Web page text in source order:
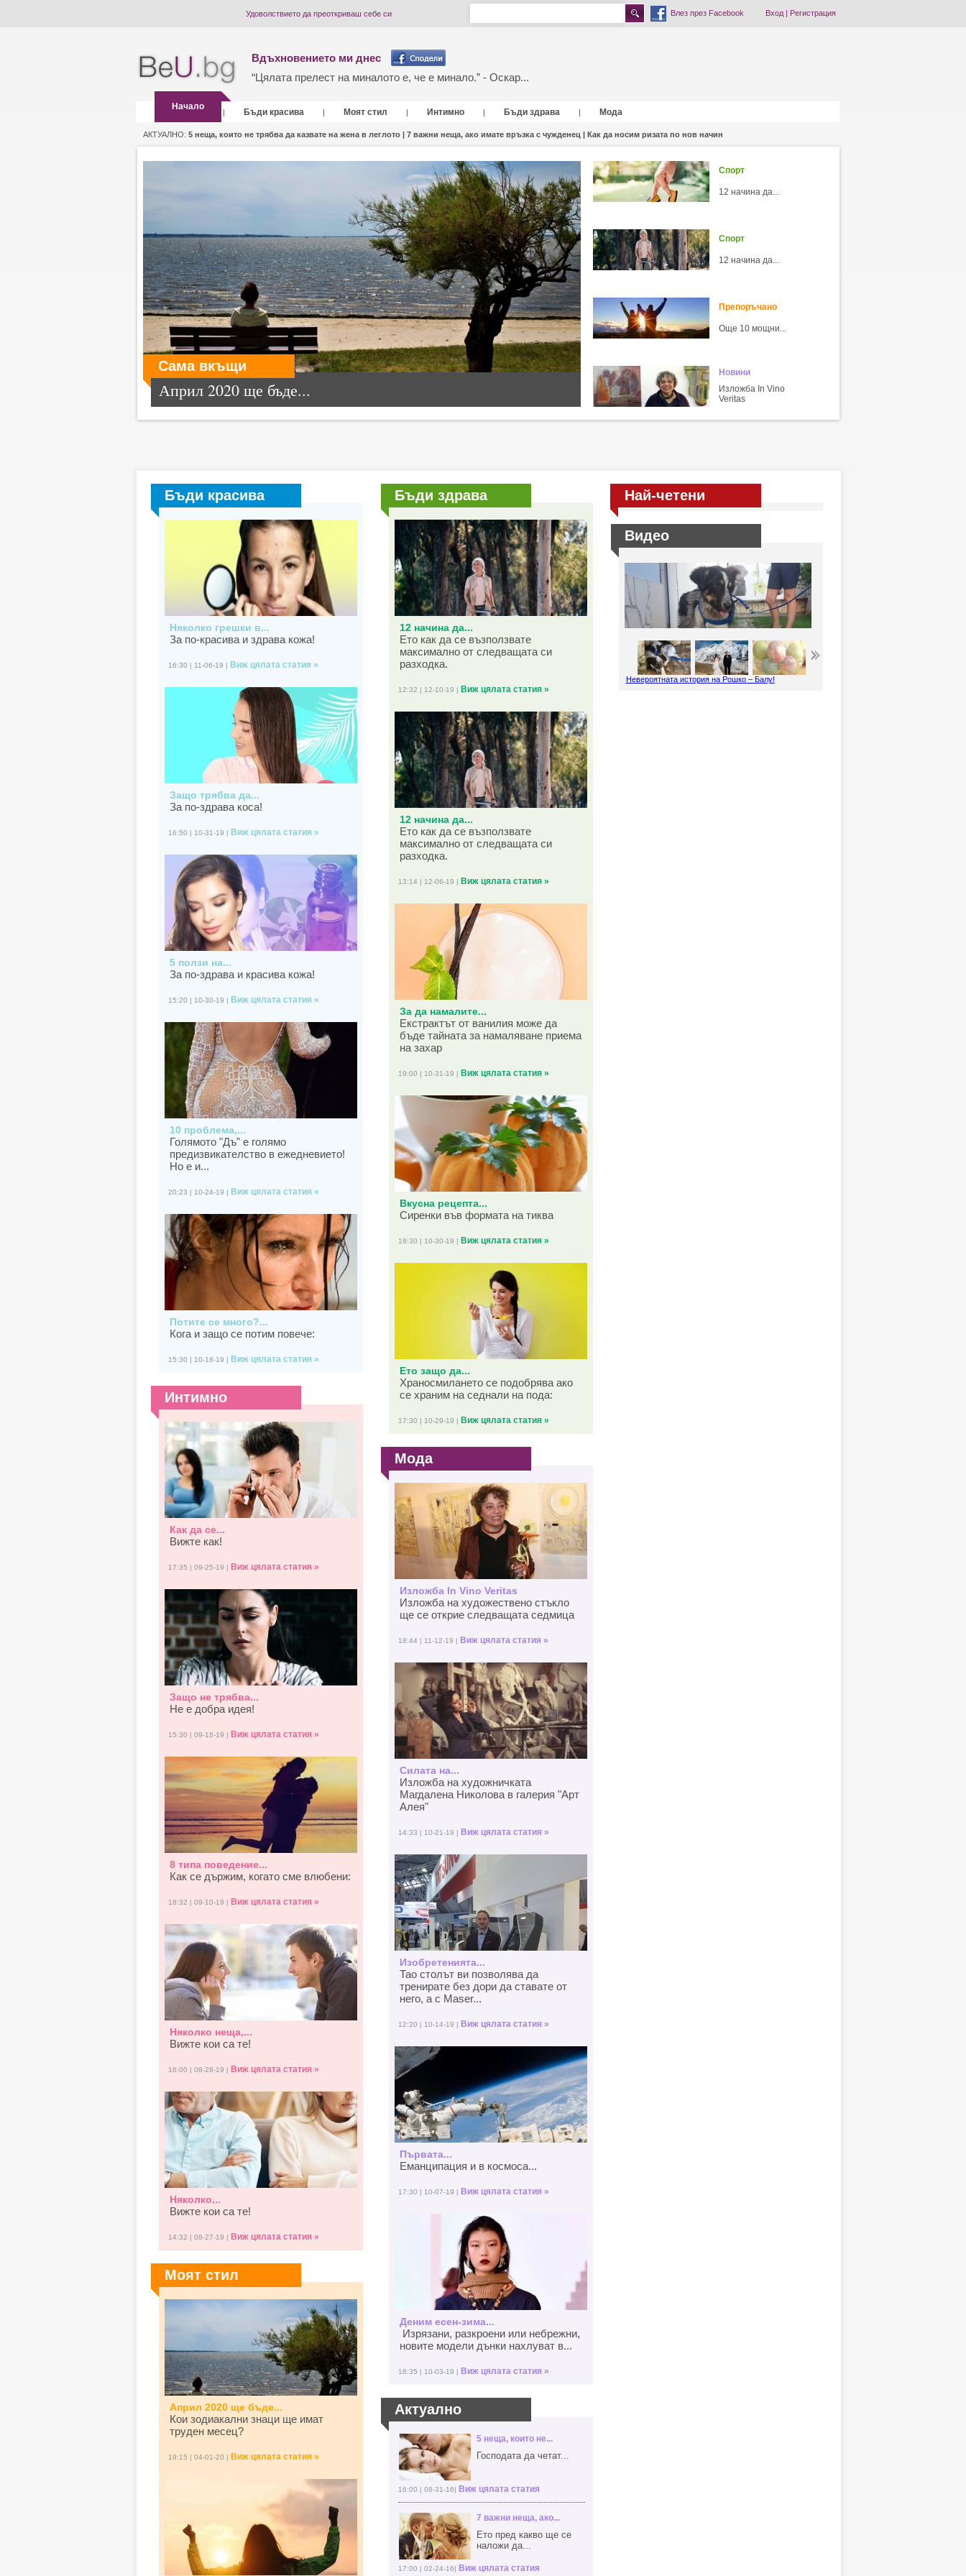
Удоволствието да преоткриваш себе си Влез през Facebook Вход| Регистрация
Вдъхновението ми днес
“Цялата прелест на миналото е, че е минало.” - Оскар...
Начало
| Бъди красива | Моят стил | Интимно | Бъди здрава | Мода
АКТУАЛНО: 5 неща, които не трябва да казвате на жена в леглото | 7 важни неща, ако имате връзка с чужденец | Как да носим ризата по нов начин
Сама вкъщи
Април 2020 ще бъде...
Спорт
12 начина да...
Спорт
12 начина да...
Препоръчано
Още 10 мощни...
Новини
Изложба In Vino
Veritas
Бъди красива
Няколко грешки в...
За по-красива и здрава кожа!
16:30 | 11-06-19 | Виж цялата статия »
Защо трябва да...
За по-здрава коса!
16:50 | 10-31-19 | Виж цялата статия »
5 ползи на...
За по-здрава и красива кожа!
15:20 | 10-30-19 | Виж цялата статия »
10 проблема,...
Голямото "Дъ" е голямо
предизвикателство в ежедневието!
Но е и...
20:23 | 10-24-19 | Виж цялата статия »
Потите се много?...
Кога и защо се потим повече:
15:30 | 10-18-19 | Виж цялата статия »
Интимно
Как да се...
Вижте как!
17:35 | 09-25-19 | Виж цялата статия »
Защо не трябва...
Не е добра идея!
15:30 | 09-18-19 | Виж цялата статия »
8 типа поведение...
Как се държим, когато смe влюбени:
18:32 | 09-10-19 | Виж цялата статия »
Няколко неща,...
Вижте кои са те!
16:00 | 08-28-19 | Виж цялата статия »
Няколко...
Вижте кои са те!
14:32 | 08-27-19 | Виж цялата статия »
Моят стил
Април 2020 ще бъде...
Кои зодиакални знаци ще имат
труден месец?
19:15 | 04-01-20 | Виж цялата статия »
Бъди здрава
12 начина да...
Ето как да се възползвате
максимално от следващата си
разходка.
12:32 | 12-10-19 | Виж цялата статия »
12 начина да...
Ето как да се възползвате
максимално от следващата си
разходка.
13:14 | 12-06-19 | Виж цялата статия »
За да намалите...
Екстрактът от ванилия може да
бъде тайната за намаляване приема
на захар
19:00 | 10-31-19 | Виж цялата статия »
Вкусна рецепта...
Сиренки във формата на тиква
18:30 | 10-30-19 | Виж цялата статия »
Ето защо да...
Храносмилането се подобрява ако
се храним на седнали на пода:
17:30 | 10-29-19 | Виж цялата статия »
Мода
Изложба In Vino Veritas
Изложба на художествено стъкло
ще се открие следващата седмица
18:44 | 11-12-19 | Виж цялата статия »
Силата на...
Изложба на художничката
Магдалена Николова в галерия "Арт
Алея"
14:33 | 10-21-19 | Виж цялата статия »
Изобретенията...
Тао столът ви позволява да
тренирате без дори да ставате от
него, а с Maser...
12:20 | 10-14-19 | Виж цялата статия »
Първата...
Еманципация и в космоса...
17:30 | 10-07-19 | Виж цялата статия »
Деним есен-зима...
Изрязани, разкроени или небрежни,
новите модели дънки нахлуват в...
18:35 | 10-03-19 | Виж цялата статия »
Актуално
5 неща, които не...
Господата да четат...
16:00 | 08-31-16| Виж цялата статия
7 важни неща, ако...
Ето пред какво ще се
наложи да...
17:00 | 02-24-16| Виж цялата статия
Най-четени
Видео
Невероятната история на Рошко – Балу!